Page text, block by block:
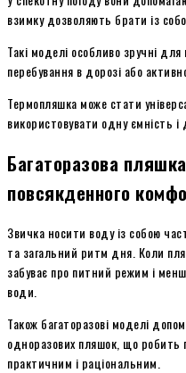
взимку дозволяють брати із
Такі моделі особливо зручні
перебування в дорозі або
Термопляшка може стати
використовувати одну ємність і
Багаторазова
повсякденного
Звичка носити воду із собою
та загальний ритм дня. Коли
забуває про питний режим і
води.
Також багаторазові моделі
одноразових пляшок, що робить
практичним і раціональним.